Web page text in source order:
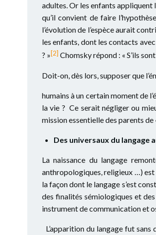
adultes. Or les enfants appliquent
qu’il convient de faire
l’évolution de l’espèce aurait
les enfants, dont les contacts
? »[2] Chomsky répond : « S’ils
Doit-on, dès lors, supposer que
humains à un certain moment de
la vie ? Ce serait négliger ou
mission essentielle des parents de
Des universaux du langage
La naissance du langage
anthropologiques, religieux …)
la façon dont le langage s’est
des finalités sémiologiques et
instrument de communication et
L’apparition du langage fut